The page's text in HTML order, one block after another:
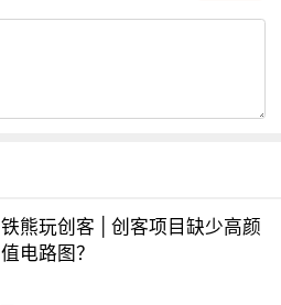
铁熊玩创客 | 创客项目缺少高颜
值电路图？